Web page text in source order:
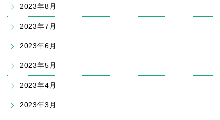
2023年8月
2023年7月
2023年6月
2023年5月
2023年4月
2023年3月